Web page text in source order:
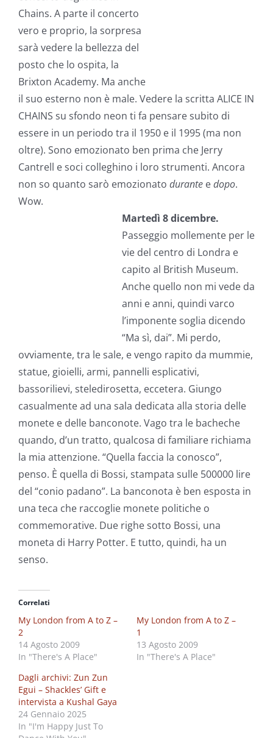
Chains. A parte il concerto
vero e proprio, la sorpresa
sarà vedere la bellezza del
posto che lo ospita, la
Brixton Academy. Ma anche
il suo esterno non è male. Vedere la scritta ALICE IN
CHAINS su sfondo neon ti fa pensare subito di
essere in un periodo tra il 1950 e il 1995 (ma non
oltre). Sono emozionato ben prima che Jerry
Cantrell e soci colleghino i loro strumenti. Ancora
non so quanto sarò emozionato durante edopo.
Wow.
Martedì 8 dicembre.
Passeggio mollemente per le
vie del centro di Londra e
capito al British Museum.
Anche quello non mi vede da
anni e anni, quindi varco
l’imponente soglia dicendo
“Ma sì, dai”. Mi perdo,
ovviamente, tra le sale, e vengo rapito da mummie,
statue, gioielli, armi, pannelli esplicativi,
bassorilievi, steledirosetta, eccetera. Giungo
casualmente ad una sala dedicata alla storia delle
monete e delle banconote. Vago tra le bacheche
quando, d’un tratto, qualcosa di familiare richiama
la mia attenzione. “Quella faccia la conosco”,
penso. È quella di Bossi, stampata sulle 500000 lire
del “conio padano”. La banconota è ben esposta in
una teca che raccoglie monete politiche o
commemorative. Due righe sotto Bossi, una
moneta di Harry Potter. E tutto, quindi, ha un
senso.
Correlati
My London from A to Z –
2
14 Agosto 2009
In "There's A Place"
My London from A to Z –
1
13 Agosto 2009
In "There's A Place"
Dagli archivi: Zun Zun
Egui – Shackles’ Gift e
intervista a Kushal Gaya
24 Gennaio 2025
In "I'm Happy Just To